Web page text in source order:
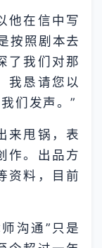
他在信中写
按照剧本去
了我们对那
我恳请您以
们发声。”
来甩锅，表
作。出品方
资料，目前
沟通”只是